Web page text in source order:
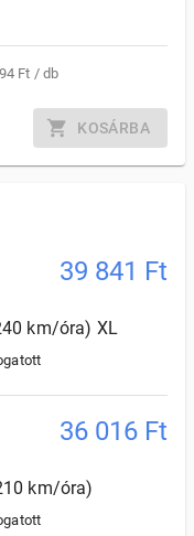
Ft / db
KOSÁRBA
39 841 Ft
km/óra) XL
36 016 Ft
km/óra)